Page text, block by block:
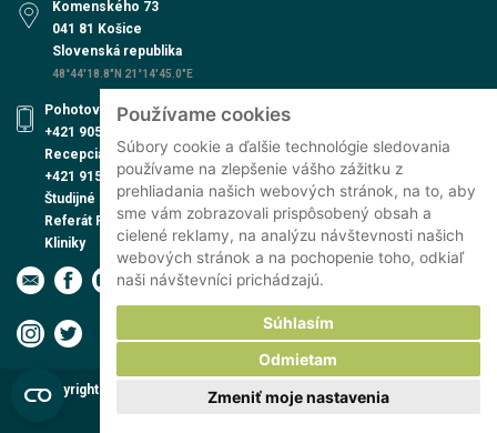
Používame cookies
Súbory cookie a ďalšie technológie sledovania
používame na zlepšenie vášho zážitku z
prehliadania našich webových stránok, na to, aby
sme vám zobrazovali prispôsobený obsah a
cielené reklamy, na analýzu návštevnosti našich
webových stránok a na pochopenie toho, odkiaľ
naši návštevníci prichádzajú.
Súhlasím
Odmietam
Zmeniť moje nastavenia
Komenského 73
041 81 Košice
Slovenská republika
48°44'18.8"N 21°14'45.0"E
Pohotovosť UVN
+421 905 579 559
Recepcia UVN
+421 915 991 474
Študijné oddelenie
Referát PhD. štúdia
Kliniky
Copyright © 2026 Univerzita veterinárskeho lekárstva a farmácie v
Košiciach | Všetky práva vyhradené